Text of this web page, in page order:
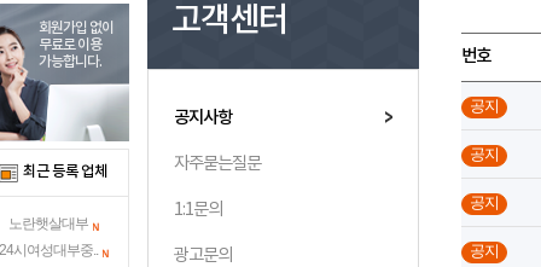
고객센터
공지사항
자주묻는질문
1:1문의
광고문의
번호
공지
공지
공지
공지
회원가입 없이
무료로 이용
가능합니다.
최근 등록 업체
노란햇살대부
시여성대부중..